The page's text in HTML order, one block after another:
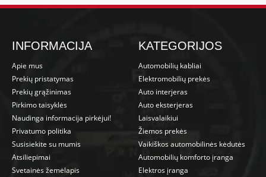
INFORMACIJA
Apie mus
Prekių pristatymas
Prekių grąžinimas
Pirkimo taisyklės
Naudinga informacija pirkėjui!
Privatumo politika
Susisiekite su mumis
Atsiliepimai
Svetainės žemėlapis
KATEGORIJOS
Automobilių kabliai
Elektromobilių prekės
Auto interjeras
Auto eksterjeras
Laisvalaikiui
Žiemos prekės
Vaikiškos automobilinės kėdutės
Automobilių komforto įranga
Elektros įranga